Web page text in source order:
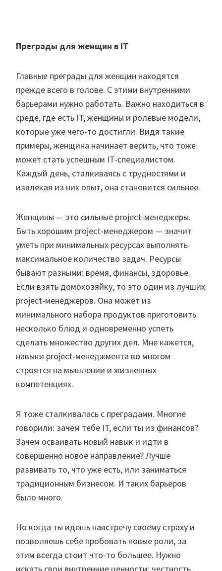
Преграды для женщин в IT
Главные преграды для женщин находятся
прежде всего в голове. С этими внутренними
барьерами нужно работать. Важно находиться в
среде, где есть IT, женщины и ролевые модели,
которые уже чего-то достигли. Видя такие
примеры, женщина начинает верить, что тоже
может стать успешным IT-специалистом.
Каждый день, сталкиваясь с трудностями и
извлекая из них опыт, она становится сильнее.
Женщины — это сильные project-менеджеры.
Быть хорошим project-менеджером — значит
уметь при минимальных ресурсах выполнять
максимальное количество задач. Ресурсы
бывают разными: время, финансы, здоровье.
Если взять домохозяйку, то это один из лучших
project-менеджеров. Она может из
минимального набора продуктов приготовить
несколько блюд и одновременно успеть
сделать множество других дел. Мне кажется,
навыки project-менеджмента во многом
строятся на мышлении и жизненных
компетенциях.
Я тоже сталкивалась с преградами. Многие
говорили: зачем тебе IT, если ты из финансов?
Зачем осваивать новый навык и идти в
совершенно новое направление? Лучше
развивать то, что уже есть, или заниматься
традиционным бизнесом. И таких барьеров
было много.
Но когда ты идешь навстречу своему страху и
позволяешь себе пробовать новые роли, за
этим всегда стоит что-то большее. Нужно